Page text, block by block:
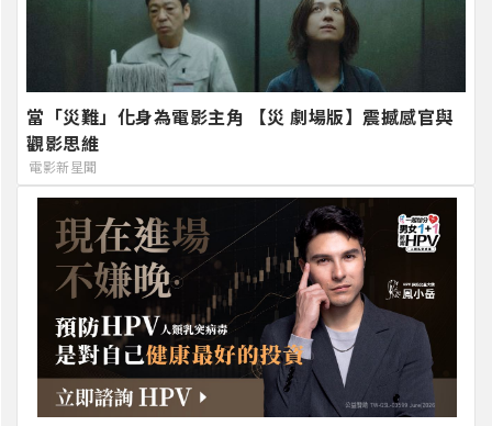
當「災難」化身為電影主角 【災 劇場版】震撼感官與
觀影思維
電影新星聞